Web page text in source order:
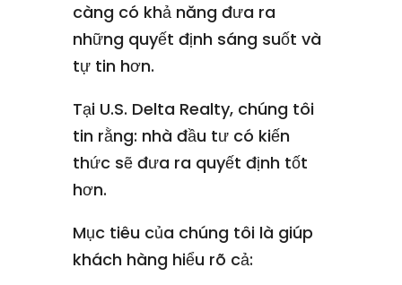
càng có khả năng đưa ra
những quyết định sáng suốt và
tự tin hơn.
Tại U.S. Delta Realty, chúng tôi
tin rằng: nhà đầu tư có kiến
thức sẽ đưa ra quyết định tốt
hơn.
Mục tiêu của chúng tôi là giúp
khách hàng hiểu rõ cả: